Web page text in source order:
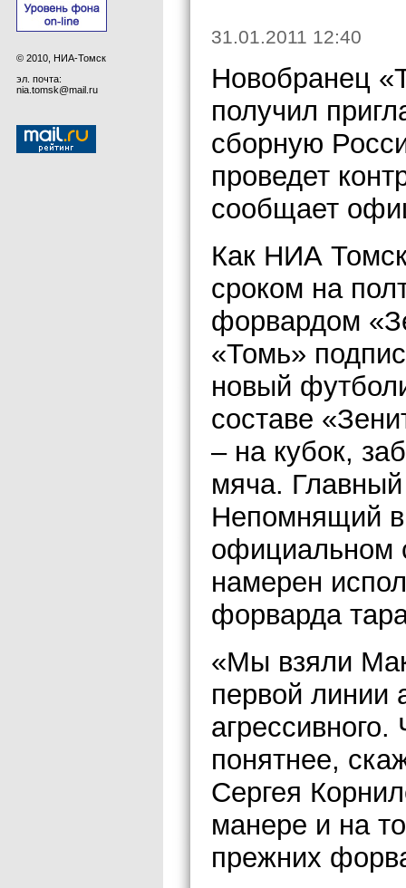
© 2010, НИА-Томск
эл. почта:
nia.tomsk@mail.ru
31.01.2011 12:40
Новобранец
получил
сборную
проведет
сообщает
Как НИА
сроком на
форвардом
«Томь»
новый
составе
– на кубок,
мяча.
Непомнящий
официальном
намерен
форварда
«Мы взяли
первой линии
понятнее,
Сергея
манере и на
прежних